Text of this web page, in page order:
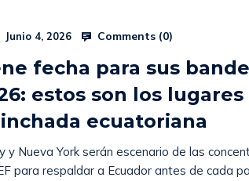
Junio 4, 2026 Comments (0)
fecha para sus
estos son los
ecuatoriana
y Nueva York serán escenario de las
para respaldar a Ecuador antes de cada